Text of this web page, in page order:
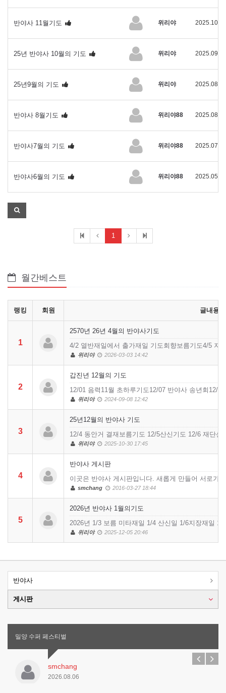
반야사 11월기도 위리야 2025.10.30
25년 반야사 10월의 기도 위리야 2025.09.12
25년9월의 기도 위리야 2025.08.29
반야사 8월기도 위리야88 2025.08.05
반야사7월의 기도 위리야88 2025.07.10
반야사6월의 기도 위리야88 2025.05.25
1
월간베스트
랭킹 회원 글내용
1
2570년 26년 4월의 반야사기도
4/2 열반재일에서 출가재일 기도회향보름기도4/5 지
위리야 2026-03-03 14:42
2
갑진년 12월의 기도
12/01 음력11월 초하루기도12/07 반야사 송년회12/
위리야 2024-09-08 12:42
3
25년12월의 반야사 기도
12/4 동안거 결재보름기도 12/5산신기도 12/6 재단
위리야 2025-10-30 17:45
4
반야사 게시판
이곳은 반야사 게시판입니다. 새롭게 만들어 서로가
smchang 2016-03-27 18:44
5
2026년 반야사 1월의기도
2026년 1/3 보름 미타재일 1/4 산신일 1/6지장재일
위리야 2025-12-05 20:46
반야사
게시판
밀양 수퍼 페스티벌
smchang
2026.08.06